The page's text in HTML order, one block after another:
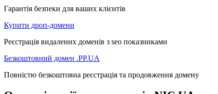
Гарантія безпеки для ваших клієнтів
Купити дроп-домени
Реєстрація видалених доменів з seo показниками
Безкоштовний домен .PP.UA
Повністю безкоштовна реєстрація та продовження домену